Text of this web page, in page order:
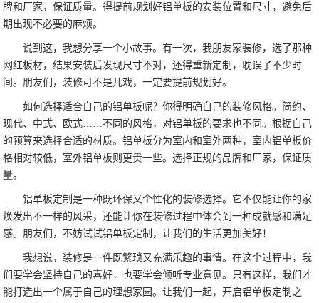
牌和厂家，保证质量。得提前规划好铝单板的安装位置和尺寸，避免后
期出现不必要的麻烦。
说到这，我想分享一个小故事。有一次，我朋友家装修，选了那种
网红板材，结果安装后发现尺寸不对，还得重新定制，耽误了不少时
间。朋友们，装修可不是儿戏，一定要提前规划好。
如何选择适合自己的铝单板呢？你得明确自己的装修风格。简约、
现代、中式、欧式……不同的风格，对铝单板的要求也不同。根据自己
的预算来选择合适的材质。铝单板分为室内和室外两种，室内铝单板价
格相对较低，室外铝单板则更贵一些。选择正规的品牌和厂家，保证质
量。
铝单板定制是一种既环保又个性化的装修选择。它不仅能让你的家
焕发出不一样的风采，还能让你在装修过程中体会到一种成就感和满足
感。朋友们，不妨试试铝单板定制，让我们的生活更加美好！
我想说，装修是一件既繁琐又充满乐趣的事情。在这个过程中，我
们要学会坚持自己的喜好，也要学会倾听专业意见。只有这样，我们才
能打造出一个属于自己的理想家园。让我们一起，开启铝单板定制之